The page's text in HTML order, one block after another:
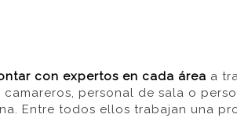
con expertos en cada área a
camareros, personal de sala o
Entre todos ellos trabajan una